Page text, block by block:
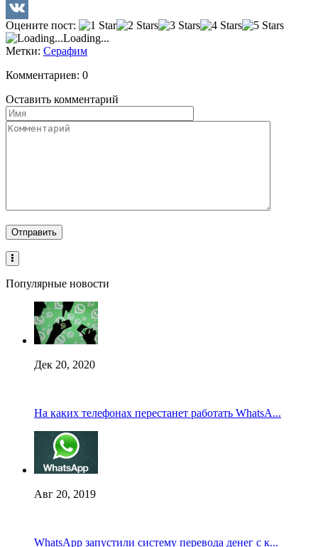
Twitter
VK
Оцените пост:
Loading...
Метки: Серафим
Комментариев: 0
Оставить комментарий
Популярные новости
Дек 20, 2020
На каких телефонах перестанет работать WhatsA...
Авг 20, 2019
WhatsApp запустили систему перевода денег с к...